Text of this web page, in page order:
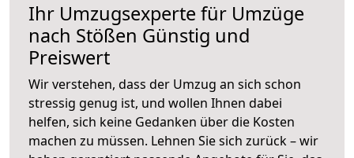
Ihr Umzugsexperte für Umzüge
nach Stößen Günstig und
Preiswert
Wir verstehen, dass der Umzug an sich schon
stressig genug ist, und wollen Ihnen dabei
helfen, sich keine Gedanken über die Kosten
machen zu müssen. Lehnen Sie sich zurück – wir